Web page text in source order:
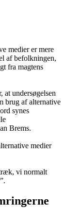
medier er mere
af befolkningen,
fra magtens
at undersøgelsen
brug af alternative
synes
Brems.
medier
vi normalt